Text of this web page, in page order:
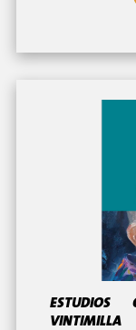
ESTUDIOS
VINTIMILLA